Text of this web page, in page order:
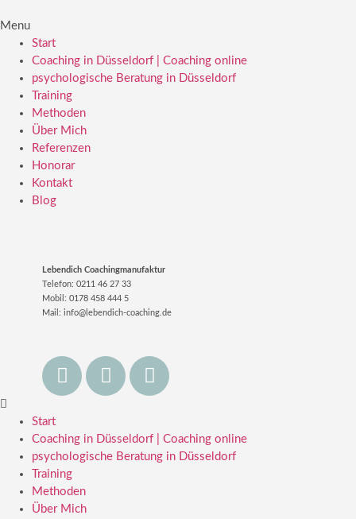
Menu
Start
Coaching in Düsseldorf | Coaching online
psychologische Beratung in Düsseldorf
Training
Methoden
Über Mich
Referenzen
Honorar
Kontakt
Blog
Lebendich Coachingmanufaktur
Telefon: 0211 46 27 33
Mobil: 0178 458 444 5
Mail: info@lebendich-coaching.de
Start
Coaching in Düsseldorf | Coaching online
psychologische Beratung in Düsseldorf
Training
Methoden
Über Mich